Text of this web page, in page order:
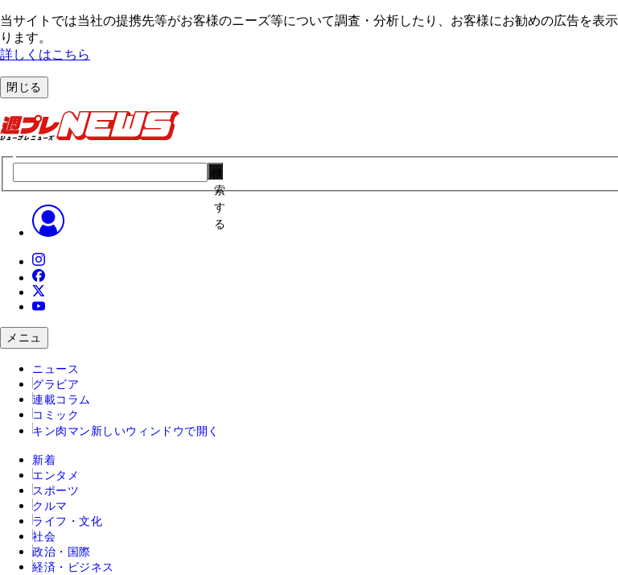
当サイトでは当社の提携先等がお客様のニーズ等について調査・分析したり、お客様にお勧めの広告を表
ります。
詳しくはこちら
閉じる
索
す
る
メニュ
ニュース
グラビア
連載コラム
コミック
キン肉マン 新しいウィンドウで開く
新着
エンタメ
スポーツ
クルマ
ライフ・文化
社会
政治・国際
経済・ビジネス